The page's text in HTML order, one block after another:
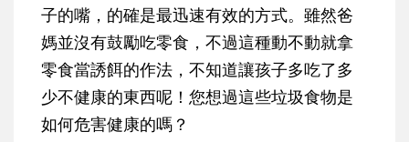
子的嘴，的確是最迅速有效的方式。雖然爸
媽並沒有鼓勵吃零食，不過這種動不動就拿
零食當誘餌的作法，不知道讓孩子多吃了多
少不健康的東西呢！您想過這些垃圾食物是
如何危害健康的嗎？